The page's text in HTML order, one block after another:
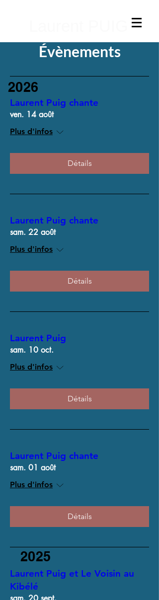
Évènements
Laurent Puig chante
ven. 14 août
Plus d'infos
Détails
Laurent Puig chante
sam. 22 août
Plus d'infos
Détails
Laurent Puig
sam. 10 oct.
Plus d'infos
Détails
Laurent Puig chante
sam. 01 août
Plus d'infos
Détails
Laurent Puig et Le Voisin au
Kibélé
2025
2026